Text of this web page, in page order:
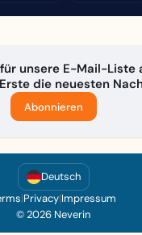
unsere E-Mail-Liste
die neuesten
Abonnieren
Deutsch
|Privacy|Impressum
© 2026 Neverin